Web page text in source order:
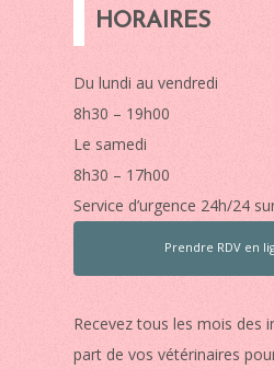
HORAIRES
Du lundi au vendredi
8h30 – 19h00
Le samedi
8h30 – 17h00
Service d’urgence 24h/24
Prendre RDV en
Recevez tous les mois des
part de vos vétérinaires